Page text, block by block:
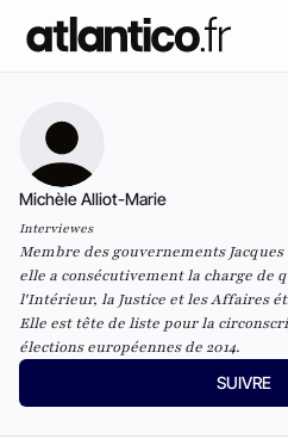
Michèle Alliot-Marie
Interviewes
Membre des gouvernements
elle a consécutivement la charge de
l'Intérieur, la Justice et les Affaires
Elle est tête de liste pour la
élections européennes de 2014.
SUIVRE